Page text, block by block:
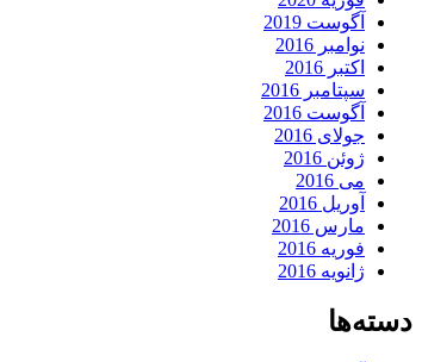
آگوست 2019
نوامبر 2016
اکتبر 2016
سپتامبر 2016
آگوست 2016
جولای 2016
ژوئن 2016
می 2016
آوریل 2016
مارس 2016
فوریه 2016
ژانویه 2016
دسته‌ها